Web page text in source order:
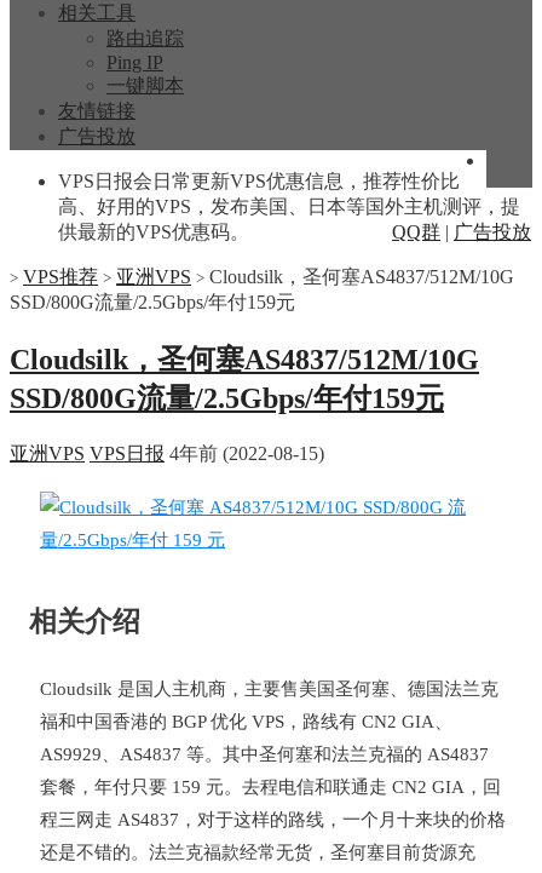
相关工具
路由追踪
Ping IP
一键脚本
友情链接
广告投放
VPS日报会日常更新VPS优惠信息，推荐性价比
高、好用的VPS，发布美国、日本等国外主机测评，提
供最新的VPS优惠码。
QQ群 | 广告投放
> VPS推荐 > 亚洲VPS > Cloudsilk，圣何塞AS4837/512M/10G
SSD/800G流量/2.5Gbps/年付159元
Cloudsilk，圣何塞AS4837/512M/10G
SSD/800G流量/2.5Gbps/年付159元
亚洲VPS VPS日报 4年前 (2022-08-15)
相关介绍
Cloudsilk 是国人主机商，主要售美国圣何塞、德国法兰克
福和中国香港的 BGP 优化 VPS，路线有 CN2 GIA、
AS9929、AS4837 等。其中圣何塞和法兰克福的 AS4837
套餐，年付只要 159 元。去程电信和联通走 CN2 GIA，回
程三网走 AS4837，对于这样的路线，一个月十来块的价格
还是不错的。法兰克福款经常无货，圣何塞目前货源充